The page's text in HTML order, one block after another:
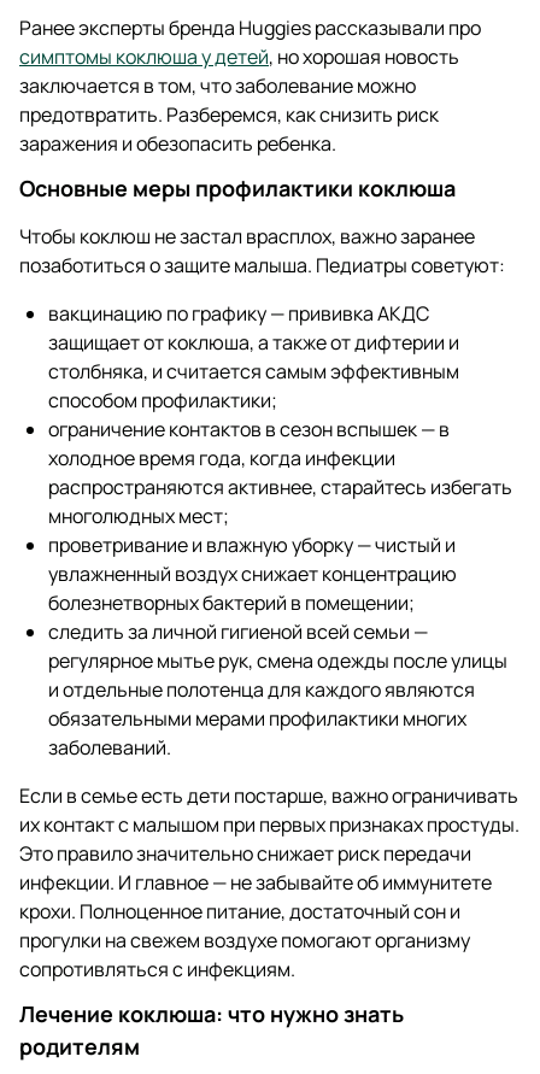
Ранее эксперты бренда Huggies рассказывали про
симптомы коклюша у детей, но хорошая новость
заключается в том, что заболевание можно
предотвратить. Разберемся, как снизить риск
заражения и обезопасить ребенка.
Основные меры профилактики коклюша
Чтобы коклюш не застал врасплох, важно заранее
позаботиться о защите малыша. Педиатры советуют:
вакцинацию по графику — прививка АКДС
защищает от коклюша, а также от дифтерии и
столбняка, и считается самым эффективным
способом профилактики;
ограничение контактов в сезон вспышек — в
холодное время года, когда инфекции
распространяются активнее, старайтесь избегать
многолюдных мест;
проветривание и влажную уборку — чистый и
увлажненный воздух снижает концентрацию
болезнетворных бактерий в помещении;
следить за личной гигиеной всей семьи —
регулярное мытье рук, смена одежды после улицы
и отдельные полотенца для каждого являются
обязательными мерами профилактики многих
заболеваний.
Если в семье есть дети постарше, важно ограничивать
их контакт с малышом при первых признаках простуды.
Это правило значительно снижает риск передачи
инфекции. И главное — не забывайте об иммунитете
крохи. Полноценное питание, достаточный сон и
прогулки на свежем воздухе помогают организму
сопротивляться с инфекциям.
Лечение коклюша: что нужно знать
родителям